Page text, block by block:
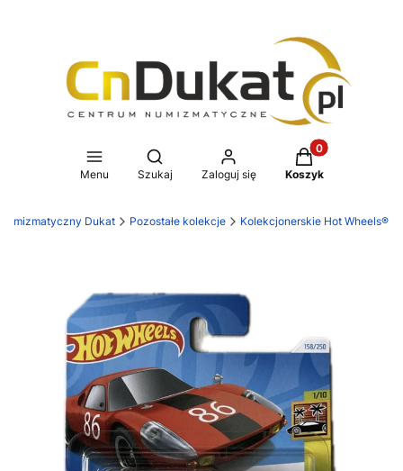
Menu
Otwórz wyszukiwarkę
Szukaj Zaloguj się
Produkty w
Koszyk
Dukat Pozostałe kolekcje Kolekcjonerskie Hot Wheels®